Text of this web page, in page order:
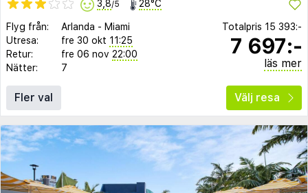
3,8/5 28°C
Flyg från: Arlanda - Miami
Utresa:
fre 30 okt 11:25
Retur:
fre 06 nov 22:00
Nätter:
7
Totalpris 15 393:-
7 697:-
läs mer
Fler val Välj resa